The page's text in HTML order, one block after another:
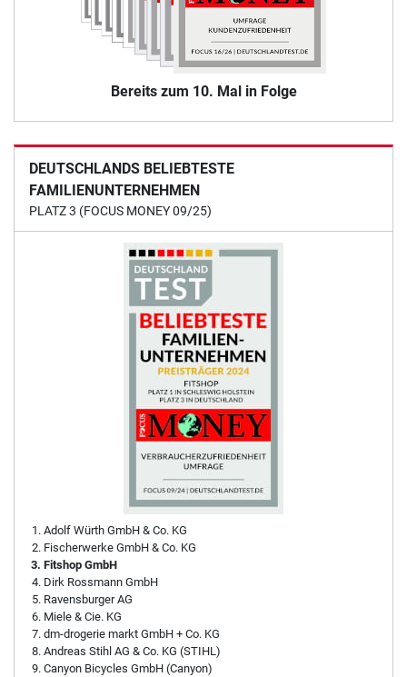
Bereits zum 10. Mal in Folge
DEUTSCHLANDS BELIEBTESTE
FAMILIENUNTERNEHMEN
PLATZ 3 (FOCUS MONEY 09/25)
Adolf Würth GmbH & Co. KG
Fischerwerke GmbH & Co. KG
Fitshop GmbH
Dirk Rossmann GmbH
Ravensburger AG
Miele & Cie. KG
dm-drogerie markt GmbH + Co. KG
Andreas Stihl AG & Co. KG (STIHL)
Canyon Bicycles GmbH (Canyon)